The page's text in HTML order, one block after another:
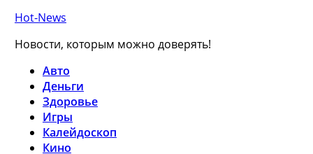
Hot-News
Новости, которым можно доверять!
Авто
Деньги
Здоровье
Игры
Калейдоскоп
Кино